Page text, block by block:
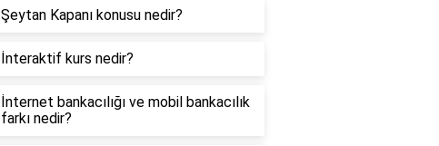
Şeytan Kapanı konusu nedir?
İnteraktif kurs nedir?
İnternet bankacılığı ve mobil bankacılık
farkı nedir?